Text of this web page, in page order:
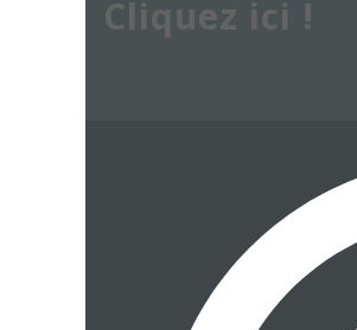
Cliquez ici !